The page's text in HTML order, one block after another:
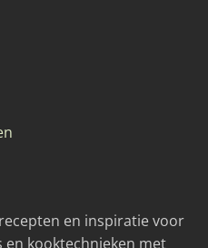
en inspiratie voor
en kooktechnieken met